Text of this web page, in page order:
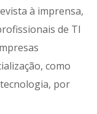
à imprensa,
de TI
como
por